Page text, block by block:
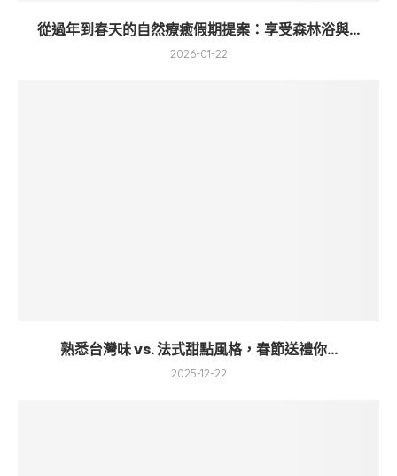
從過年到春天的自然療癒假期提案：享受森林浴與...
2026-01-22
熟悉台灣味 vs. 法式甜點風格，春節送禮你...
2025-12-22